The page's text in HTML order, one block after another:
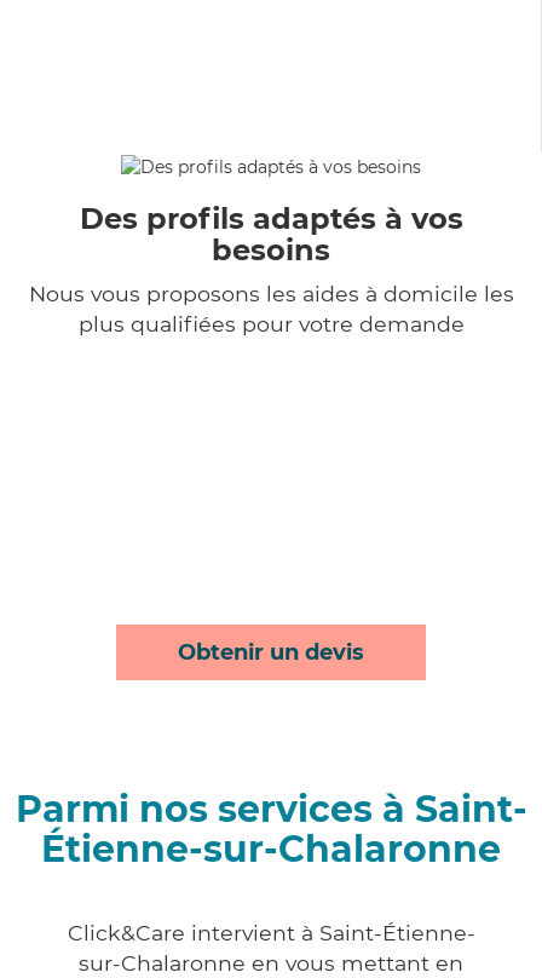
Des profils adaptés à vos
besoins
Nous vous proposons les aides à domicile les
plus qualifiées pour votre demande
Obtenir un devis
Parmi nos services à Saint-
Étienne-sur-Chalaronne
Click&Care intervient à Saint-Étienne-
sur-Chalaronne en vous mettant en